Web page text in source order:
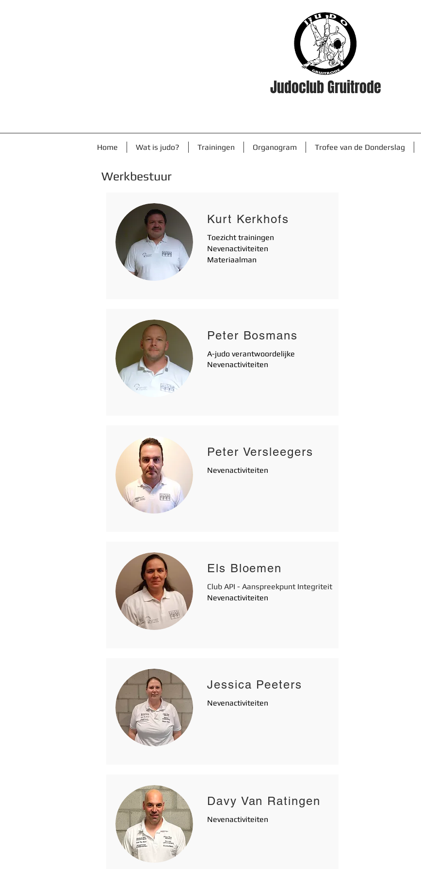
Judoclub Gruitrode
Home Wat is judo? Trainingen Organogram Trofee van de Donderslag
Werkbestuur
Kurt Kerkhofs
Toezicht trainingen
Nevenactiviteiten
Materiaalman
Peter Bosmans
A-judo verantwoordelijke
Nevenactiviteiten
Peter Versleegers
Nevenactiviteiten
Els Bloemen
Club API - Aanspreekpunt Integriteit
Nevenactiviteiten
Jessica Peeters
Nevenactiviteiten
Davy Van Ratingen
Nevenactiviteiten